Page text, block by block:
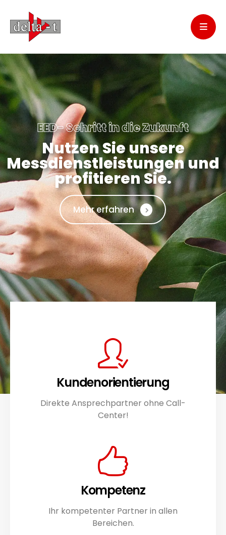
EED- Schritt in die Zukunft
Nutzen Sie unsere
Messdienstleistungen und
profitieren Sie.
Mehr erfahren
Kunden­orientierung
Direkte Ansprechpartner ohne Call-
Center!
Kompetenz
Ihr kompetenter Partner in allen
Bereichen.